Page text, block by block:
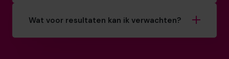
Wat voor resultaten kan ik verwachten?